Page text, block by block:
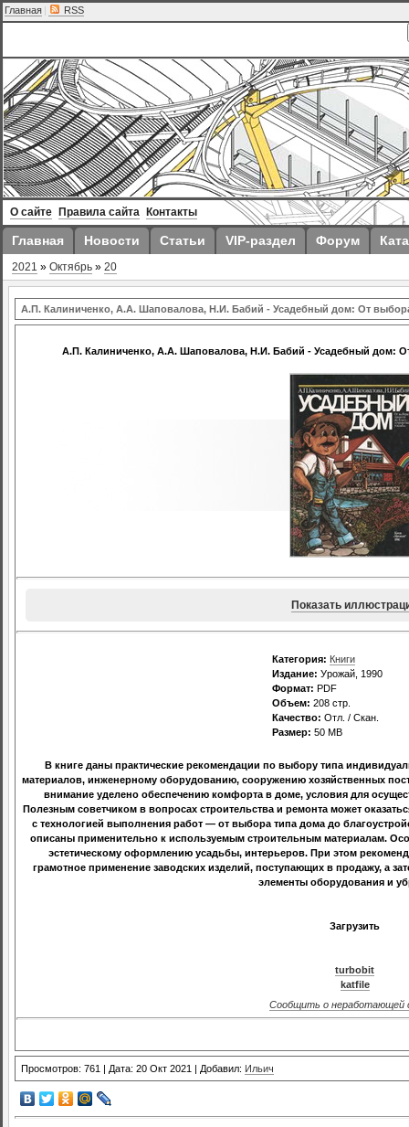
Главная | RSS
О сайте Правила сайта Контакты
Главная Новости Статьи VIP-раздел Форум
2021 » Октябрь » 20
А.П. Калиниченко, А.А. Шаповалова, Н.И. Бабий - Усадебный дом: От
А.П. Калиниченко, А.А. Шаповалова, Н.И. Бабий - Усадебный дом:
Показать
Категория: Книги
Издание: Урожай, 1990
Формат: PDF
Объем: 208 стр.
Качество: Отл. / Скан.
Размер: 50 МВ
В книге даны практические рекомендации по выбору типа
материалов, инженерному оборудованию, сооружению хозяйственных
внимание уделено обеспечению комфорта в доме, условия для
Полезным советчиком в вопросах строительства и ремонта может
с технологией выполнения работ — от выбора типа дома до
описаны применительно к используемым строительным материалам.
эстетическому оформлению усадьбы, интерьеров. При этом
грамотное применение заводских изделий, поступающих в продажу, а
элементы оборудования и
Загрузить
turbobit
katfile
Сообщить о неработающей
Просмотров: 761 | Дата: 20 Окт 2021 | Добавил: Ильич